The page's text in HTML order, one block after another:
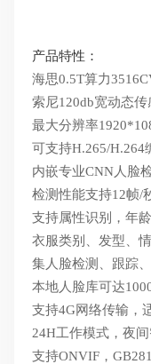
产品特性：
海思0.5T算力
索尼120db宽动态
最大分辨率
可支持H.265/H.264
内嵌专业CNN人脸
检测性能支持12帧/
支持属性识别，年
衣服类别、发型、
集人脸检测、跟踪
本地人脸库可达
支持4G网络传输，
24H工作模式，夜
支持ONVIF，